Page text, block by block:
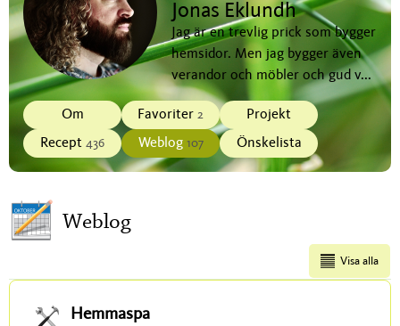
Jonas Eklundh
Jag är en trevlig prick som bygger
hemsidor. Men jag bygger även
verandor och möbler och gud v...
Om Favoriter 2
Projekt
Recept 436 Weblog 107 Önskelista
Weblog
Visa alla
Hemmaspa